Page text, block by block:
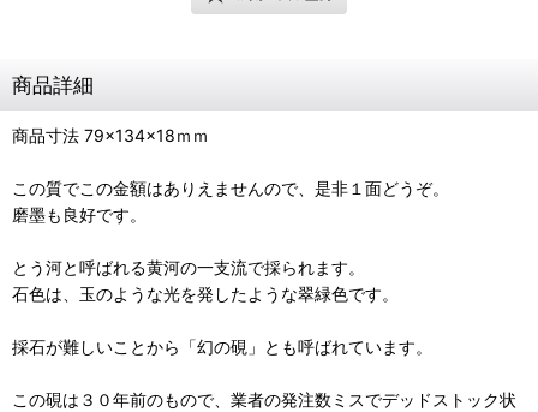
商品詳細
商品寸法 79×134×18ｍｍ
この質でこの金額はありえませんので、是非１面どうぞ。
磨墨も良好です。
とう河と呼ばれる黄河の一支流で採られます。
石色は、玉のような光を発したような翠緑色です。
採石が難しいことから「幻の硯」とも呼ばれています。
この硯は３０年前のもので、業者の発注数ミスでデッドストック状